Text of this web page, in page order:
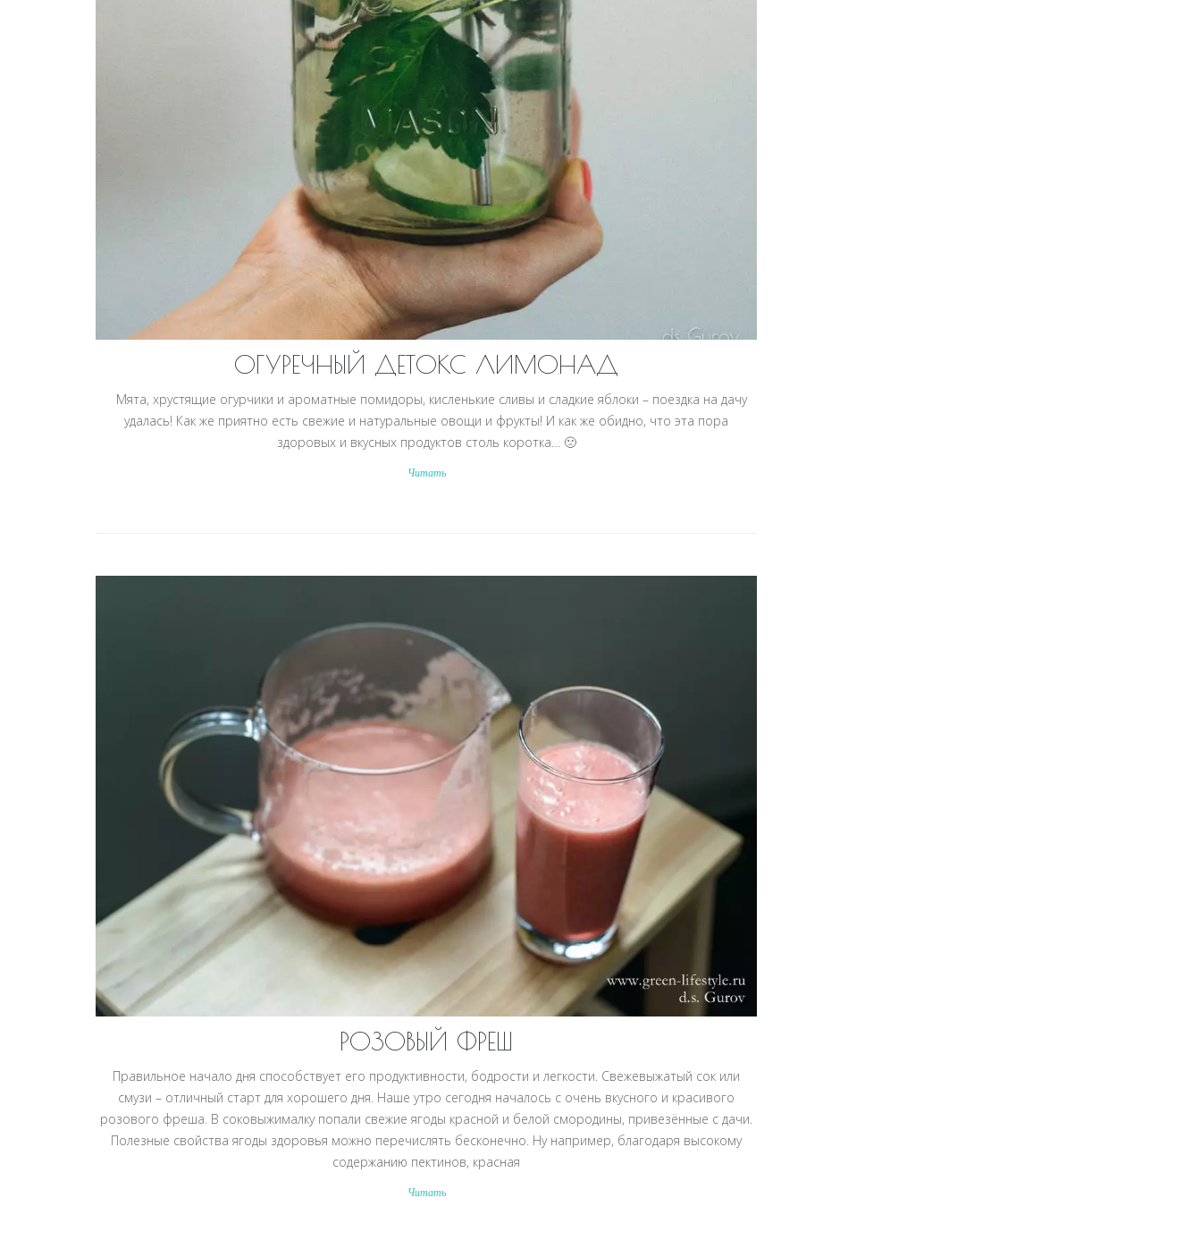
ОГУРЕЧНЫЙ ДЕТОКС ЛИМОНАД
Мята, хрустящие огурчики и ароматные помидоры, кисленькие сливы и сладкие яблоки – поездка на дачу
удалась! Как же приятно есть свежие и натуральные овощи и фрукты! И как же обидно, что эта пора
здоровых и вкусных продуктов столь коротка… 🙁
Читать
РОЗОВЫЙ ФРЕШ
Правильное начало дня способствует его продуктивности, бодрости и легкости. Свежевыжатый сок или
смузи – отличный старт для хорошего дня. Наше утро сегодня началось с очень вкусного и красивого
розового фреша. В соковыжималку попали свежие ягоды красной и белой смородины, привезённые с дачи.
Полезные свойства ягоды здоровья можно перечислять бесконечно. Ну например, благодаря высокому
содержанию пектинов, красная
Читать